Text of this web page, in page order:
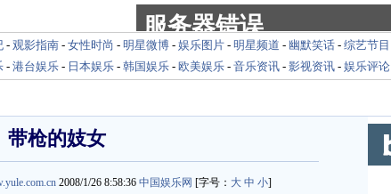
- 观影指南 - 女性时尚 - 明星微博 - 娱乐图片 - 明星频道 - 幽默笑话 - 综艺节目
- 港台娱乐 - 日本娱乐 - 韩国娱乐 - 欧美娱乐 - 音乐资讯 - 影视资讯 - 娱乐评论
带枪的妓女
2008/1/26 8:58:36 中国娱乐网 [字号： 大 中 小]